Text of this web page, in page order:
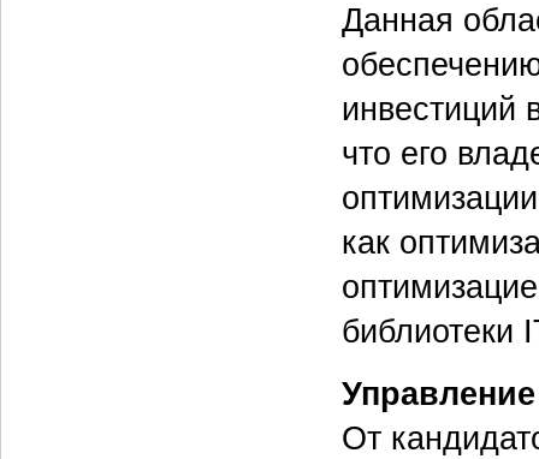
Данная
инвестиций
что его
как
библиотеки
От